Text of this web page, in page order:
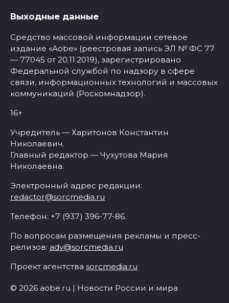
Выходные данные
Средство массовой информации сетевое
издание «Aobe» (реестровая запись ЭЛ № ФС 77
— 77045 от 20.11.2019), зарегистрировано
Федеральной службой по надзору в сфере
связи, информационных технологий и массовых
коммуникаций (Роскомнадзор).
16+
Учредитель — Харитонов Константин
Николаевич.
Главный редактор — Чухутова Мария
Николаевна.
Электронный адрес редакции:
redactor@sorcmedia.ru
Телефон: +7 (937) 396-77-86.
По вопросам размещения рекламы и пресс-
релизов: adv@sorcmedia.ru
Проект агентства sorcmedia.ru
© 2026 aobe.ru | Новости России и мира